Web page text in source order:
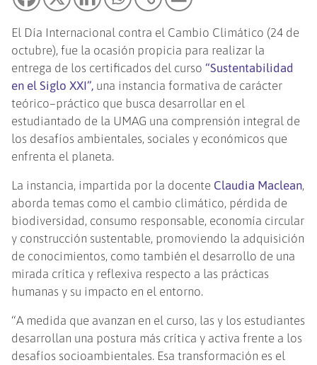
El Día Internacional contra el Cambio Climático (24 de
octubre), fue la ocasión propicia para realizar la
entrega de los certificados del curso“Sustentabilidad
en el Siglo XXI”, una instancia formativa de carácter
teórico–práctico que busca desarrollar en el
estudiantado de la UMAG una comprensión integral de
los desafíos ambientales, sociales y económicos que
enfrenta el planeta.
La instancia, impartida por la docente Claudia Maclean,
aborda temas como el cambio climático, pérdida de
biodiversidad, consumo responsable, economía circular
y construcción sustentable, promoviendo la adquisición
de conocimientos, como también el desarrollo de una
mirada crítica y reflexiva respecto a las prácticas
humanas y su impacto en el entorno.
“A medida que avanzan en el curso, las y los estudiantes
desarrollan una postura más crítica y activa frente a los
desafíos socioambientales. Esa transformación es el